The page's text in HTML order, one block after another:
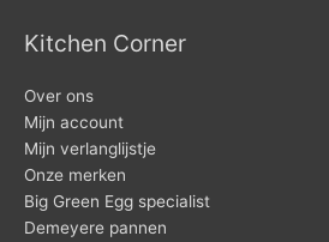
Kitchen Corner
Over ons
Mijn account
Mijn verlanglijstje
Onze merken
Big Green Egg specialist
Demeyere pannen